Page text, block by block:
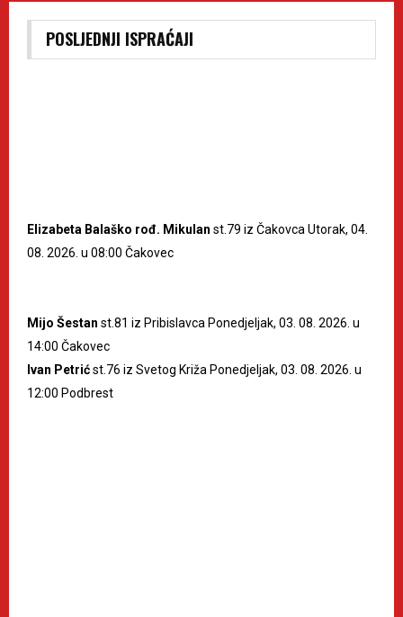
POSLJEDNJI ISPRAĆAJI
Elizabeta Balaško rođ. Mikulan st.79 iz Čakovca Utorak, 04.
08. 2026. u 08:00 Čakovec
Mijo Šestan st.81 iz Pribislavca Ponedjeljak, 03. 08. 2026. u
14:00 Čakovec
Ivan Petrićst.76 iz Svetog Križa Ponedjeljak, 03. 08. 2026. u
12:00 Podbrest